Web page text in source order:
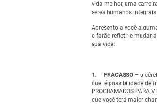
vida melhor, uma
seres humanos
Apresento a você
o farão refletir e mudar
sua vida:
1. FRACASSO – o
que é possibilidade de
PROGRAMADOS PARA
que você terá maior